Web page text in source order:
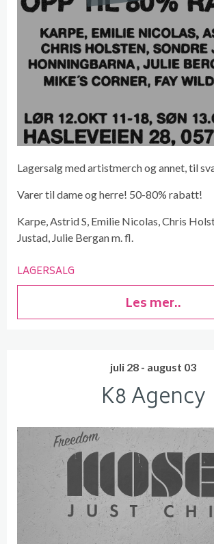
Lagersalg med artistmerch og annet, til
Varer til dame og herre! 50-80% rabatt!
Karpe, Astrid S, Emilie Nicolas, Chris
Justad, Julie Bergan m. fl.
LAGERSALG
Les mer..
juli 28 - august 03
K8 Agency